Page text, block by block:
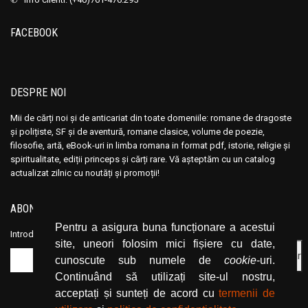
Pentru a asigura buna funcționare a acestui
site, uneori folosim mici fișiere cu date,
cunoscute sub numele de cookie-uri.
Continuând să utilizați site-ul nostru,
acceptați și sunteți de acord cutermenii de
Ana Maria Marin
Andocide
Andre Bejin
Andre Castelot
Andre Leroi-Gourhan
Andre Malraux
Andre Maurois
Andre Miquel
Andre Theuriet
Ana Maria Marin
Andocide
Andre Bejin
Andre Castelot
Andre Leroi-Gourhan
Andre Malraux
Andre Maurois
Andre Miquel
Andre Theuriet
FACEBOOK
DESPRE NOI
Mii de cărți noi și de anticariat din toate domeniile: romane de dragoste
și polițiste, SF și de aventură, romane clasice, volume de poezie,
filosofie, artă, eBook-uri in limba romana in format pdf, istorie, religie și
spiritualitate, ediții princeps și cărți rare. Vă așteptăm cu un catalog
actualizat zilnic cu noutăți și promoții!
ABONEAZĂ-TE LA NEWSLETTER
Introduceți adresa dvs. de email și dați click pe butonul de abonare.